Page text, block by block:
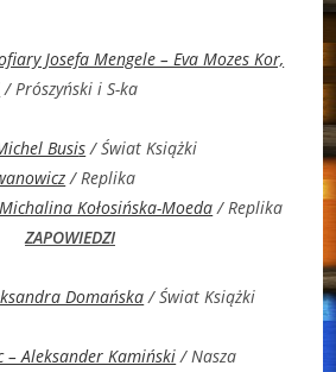
Josefa Mengele – Eva Mozes Kor,
/ Prószyński i S-ka
Busis / Świat Książki
/ Replika
Kołosińska-Moeda / Replika
ZAPOWIEDZI
Domańska / Świat Książki
– Aleksander Kamiński / Nasza